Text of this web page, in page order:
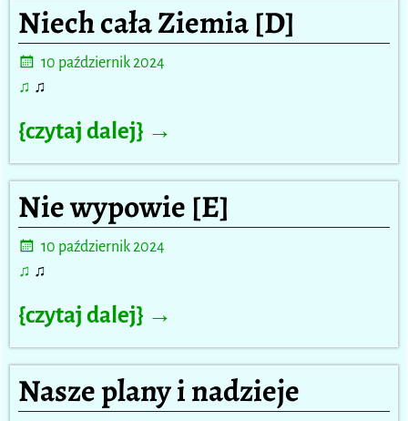
Niech cała Ziemia [D]
10 październik 2024
♫ ♫
{czytaj dalej} →
Nie wypowie [E]
10 październik 2024
♫ ♫
{czytaj dalej} →
Nasze plany i nadzieje